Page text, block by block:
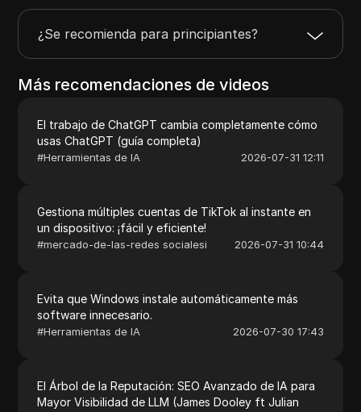
¿Se recomienda para principiantes?
Más recomendaciones de videos
El trabajo de ChatGPT cambia completamente cómo
usas ChatGPT (guía completa)
#Herramientas de IA 2026-07-31 12:11
Gestiona múltiples cuentas de TikTok al instante en
un dispositivo: ¡fácil y eficiente!
#mercado-de-las-redes socialesi 2026-07-31 10:44
Evita que Windows instale automáticamente más
software innecesario.
#Herramientas de IA 2026-07-30 17:43
El Árbol de la Reputación: SEO Avanzado de IA para
Mayor Visibilidad de LLM (James Dooley ft Julian